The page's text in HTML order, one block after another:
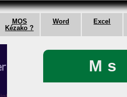
MOS
Kézako ?
Word Excel